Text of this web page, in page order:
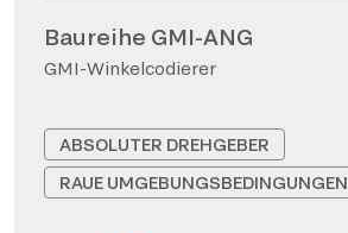
Baureihe GMI-ANG
GMI-Winkelcodierer
ABSOLUTER DREHGEBER
RAUE UMGEBUNGSBEDINGUNGEN